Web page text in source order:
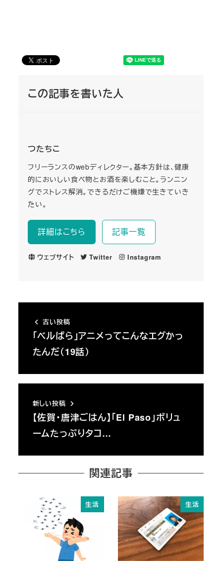
この記事を書いた人
つたちこ
フリーランスのwebディレクター。基本方針は、健康
的においしい食べ物とお酒を楽しむこと。ランニン
グでストレス解消。できるだけご機嫌で生きていき
たい。
詳細はこちら 記事一覧
ウェブサイト Twitter Instagram
古い投稿
「ベルばら」アニメってこんなエグかっ
たんだ（19話）
新しい投稿
【佐賀・唐津ごはん】「El Paso」ボリュ
ームたっぷりタコ…
関連記事
生活 生活